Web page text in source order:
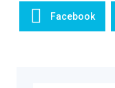
Facebook